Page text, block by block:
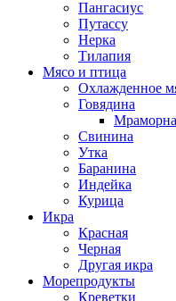
Пангасиус
Путассу
Нерка
Тилапия
Мясо и птица
Охлажденное
Говядина
Свинина
Утка
Баранина
Индейка
Курица
Икра
Красная
Черная
Другая икра
Морепродукты
Креветки